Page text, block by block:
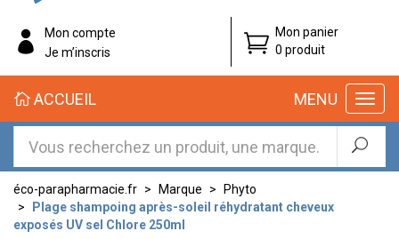
éco-
parapharmacie.fr
éco-
parapharmacie.fr
Mon compte
Je m’inscris
Mon panier
0 produit
MENU
ACCUEIL
éco-parapharmacie.fr Marque
Phyto
Plage shampoing après-soleil réhydratant cheveux
exposés UV sel Chlore 250ml